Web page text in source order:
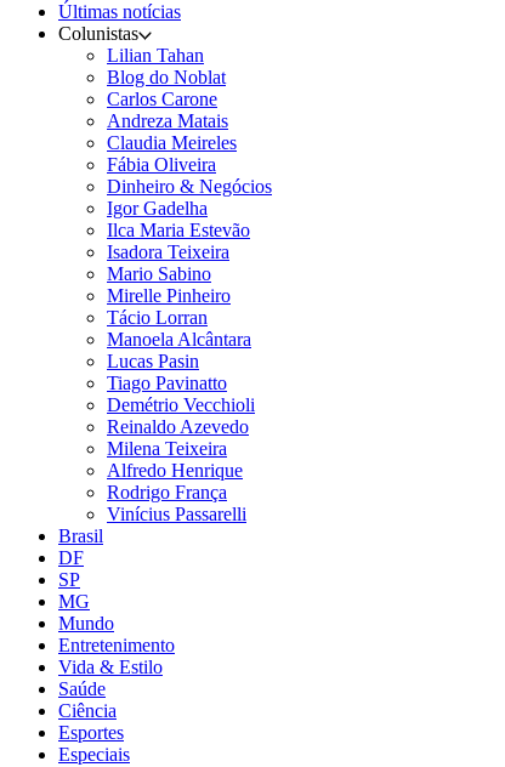
Últimas notícias
Colunistas
Lilian Tahan
Blog do Noblat
Carlos Carone
Andreza Matais
Claudia Meireles
Fábia Oliveira
Dinheiro & Negócios
Igor Gadelha
Ilca Maria Estevão
Isadora Teixeira
Mario Sabino
Mirelle Pinheiro
Tácio Lorran
Manoela Alcântara
Lucas Pasin
Tiago Pavinatto
Demétrio Vecchioli
Reinaldo Azevedo
Milena Teixeira
Alfredo Henrique
Rodrigo França
Vinícius Passarelli
Brasil
DF
SP
MG
Mundo
Entretenimento
Vida & Estilo
Saúde
Ciência
Esportes
Especiais